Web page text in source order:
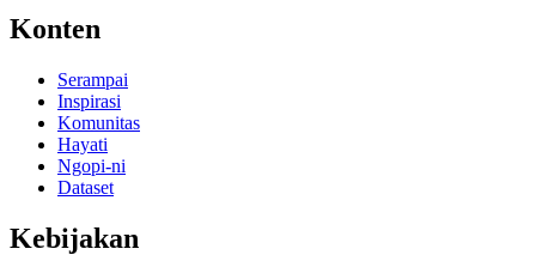
Konten
Serampai
Inspirasi
Komunitas
Hayati
Ngopi-ni
Dataset
Kebijakan